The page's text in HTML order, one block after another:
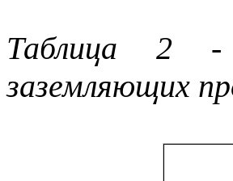
Таблица 2 -
заземляющих